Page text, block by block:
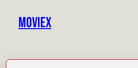
Moviex